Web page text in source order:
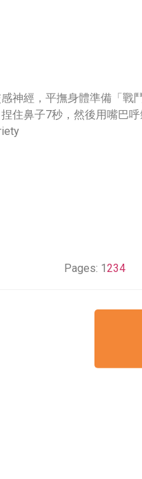
神經，平撫身體準備「
住鼻子7秒，然後用嘴巴
Pages: 1234